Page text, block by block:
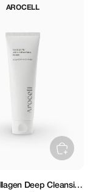
AROCELL
Deep Cleansing